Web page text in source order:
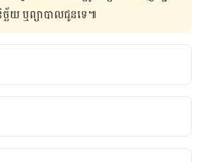
ច្ឆ័យ ឬ​ព្យាបាល​ជូន​ទេ៕
english/2019-